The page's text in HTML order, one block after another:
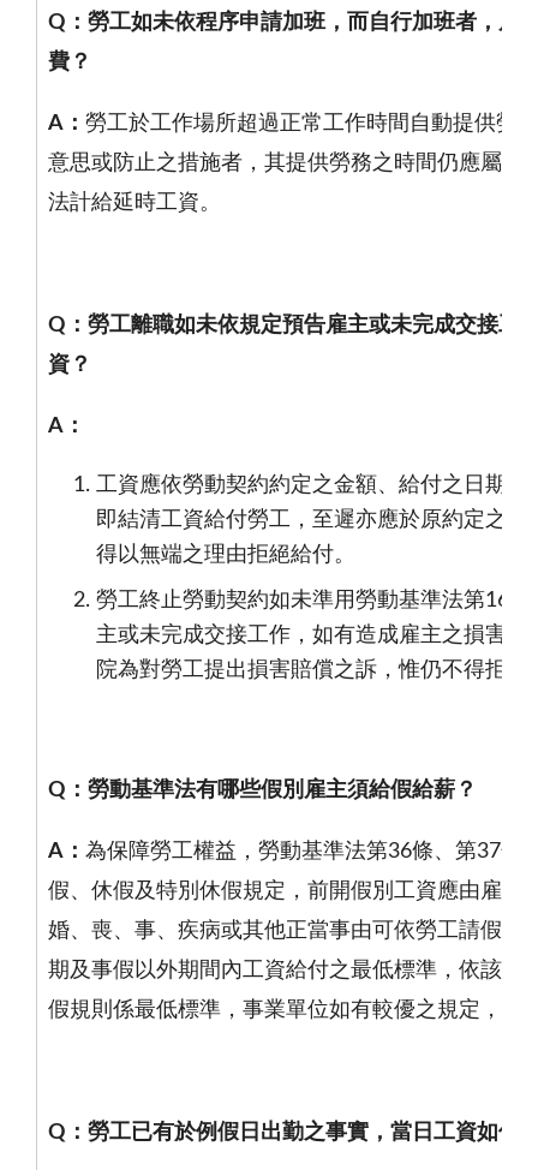
Q ：勞工如未依程序申請加班，而自行加班者，雇
費？
A ： 勞工於工作場所超過正常工作時間自動提供勞
意思或防止之措施者，其提供勞務之時間仍應屬工
法計給延時工資。
Q ：勞工離職如未依規定預告雇主或未完成交接工
資？
A ：
工資應依勞動契約約定之金額、給付之日期定
即結清工資給付勞工，至遲亦應於原約定之工
得以無端之理由拒絕給付。
勞工終止勞動契約如未準用勞動基準法第16
主或未完成交接工作，如有造成雇主之損害，
院為對勞工提出損害賠償之訴，惟仍不得拒付
Q ： 勞動基準法有哪些假別雇主須給假給薪？
A ： 為保障勞工權益，勞動基準法第36條、第37條
假、休假及特別休假規定，前開假別工資應由雇主
婚、喪、事、疾病或其他正當事由可依勞工請假規
期及事假以外期間內工資給付之最低標準，依該規
假規則係最低標準，事業單位如有較優之規定，自
Q ： 勞工已有於例假日出勤之事實，當日工資如何